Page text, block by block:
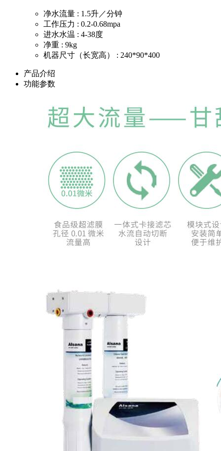
净水流量 : 1.5升／分钟
工作压力 : 0.2-0.68mpa
进水水温 : 4-38度
净重 : 9kg
机器尺寸（长宽高） : 240*90*400
产品介绍
功能参数